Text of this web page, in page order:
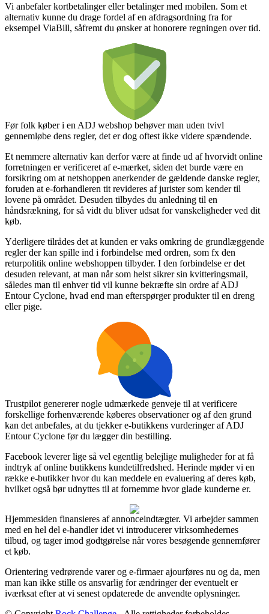
Vi anbefaler kortbetalinger eller betalinger med mobilen. Som et
alternativ kunne du drage fordel af en afdragsordning fra for
eksempel ViaBill, såfremt du ønsker at honorere regningen over tid.
Før folk køber i en ADJ webshop behøver man uden tvivl
gennemløbe dens regler, det er dog oftest ikke videre spændende.
Et nemmere alternativ kan derfor være at finde ud af hvorvidt online
forretningen er verificeret af e-mærket, siden det burde være en
forsikring om at netshoppen anerkender de gældende danske regler,
foruden at e-forhandleren tit revideres af jurister som kender til
lovene på området. Desuden tilbydes du anledning til en
håndsrækning, for så vidt du bliver udsat for vanskeligheder ved dit
køb.
Yderligere tilrådes det at kunden er vaks omkring de grundlæggende
regler der kan spille ind i forbindelse med ordren, som fx den
returpolitik online webshoppen tilbyder. I den forbindelse er det
desuden relevant, at man når som helst sikrer sin kvitteringsmail,
således man til enhver tid vil kunne bekræfte sin ordre af ADJ
Entour Cyclone, hvad end man efterspørger produkter til en dreng
eller pige.
Trustpilot genererer nogle udmærkede genveje til at verificere
forskellige forhenværende køberes observationer og af den grund
kan det anbefales, at du tjekker e-butikkens vurderinger af ADJ
Entour Cyclone før du lægger din bestilling.
Facebook leverer lige så vel egentlig belejlige muligheder for at få
indtryk af online butikkens kundetilfredshed. Herinde møder vi en
række e-butikker hvor du kan meddele en evaluering af deres køb,
hvilket også bør udnyttes til at fornemme hvor glade kunderne er.
Hjemmesiden finansieres af annonceindtægter. Vi arbejder sammen
med en hel del e-handler idet vi introducerer virksomhedernes
tilbud, og tager imod godtgørelse når vores besøgende gennemfører
et køb.
Orientering vedrørende varer og e-firmaer ajourføres nu og da, men
man kan ikke stille os ansvarlig for ændringer der eventuelt er
iværksat efter at vi senest opdaterede de anvendte oplysninger.